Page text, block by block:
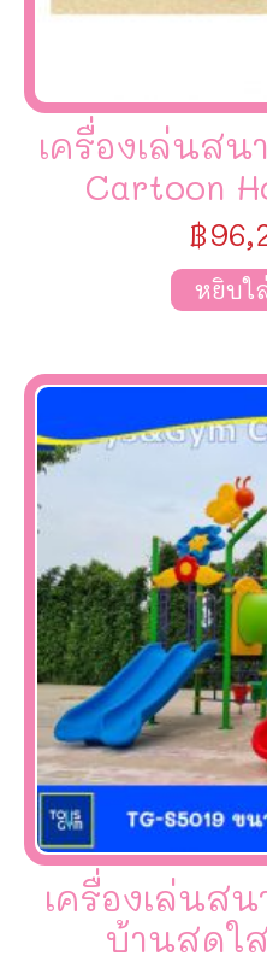
เครื่องเล่นสน
Cartoon
฿
หยิบใ
เครื่องเล่นส
บ้านสดใส